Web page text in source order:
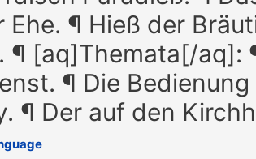
Ehe. ¶ Hieß der
¶ [aq]Themata[/aq]:
¶ Die
¶ Der auf den